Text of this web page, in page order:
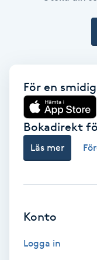
Balayage
Bambumassage
Barber
BIAB
För en
Bokadirekt
Läs mer
Konto
Logga in